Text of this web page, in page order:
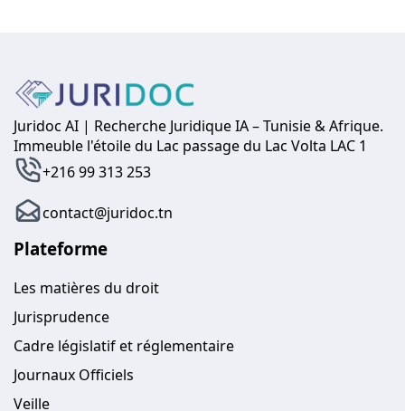
Juridoc AI | Recherche Juridique IA – Tunisie & Afrique.
Immeuble l'étoile du Lac passage du Lac Volta LAC 1
+216 99 313 253
contact@juridoc.tn
Plateforme
Les matières du droit
Jurisprudence
Cadre législatif et réglementaire
Journaux Officiels
Veille